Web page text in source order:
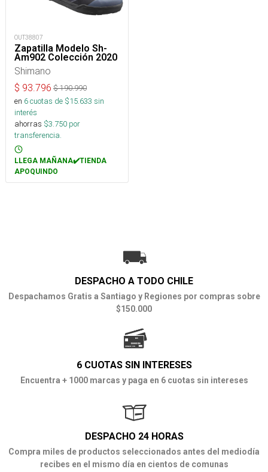
OUT38807
Zapatilla Modelo Sh-
Am902 Colección 2020
Shimano
$ 93.796 $190.990
en 6cuotas de $15.633 sin
interés
ahorras $3.750 por
transferencia.
LLEGA MAÑANA✔️TIENDA
APOQUINDO
DESPACHO A TODO CHILE
Despachamos Gratis a Santiago y Regiones por compras sobre
$150.000
6 CUOTAS SIN INTERESES
Encuentra + 1000 marcas y paga en 6 cuotas sin intereses
DESPACHO 24 HORAS
Compra miles de productos seleccionados antes del mediodía
recibes en el mismo día en cientos de comunas